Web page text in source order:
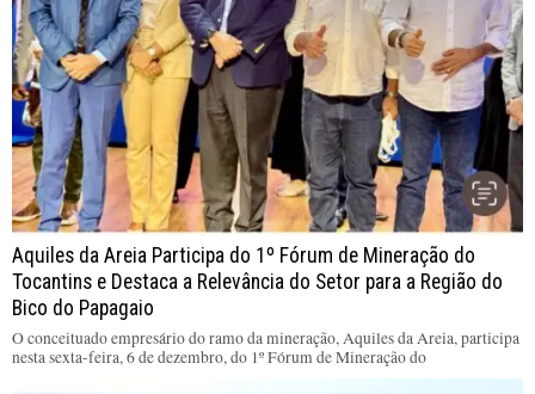
Aquiles da Areia Participa do 1º Fórum de Mineração do
Tocantins e Destaca a Relevância do Setor para a Região do
Bico do Papagaio
O conceituado empresário do ramo da mineração, Aquiles da Areia, participa
nesta sexta-feira, 6 de dezembro, do 1º Fórum de Mineração do